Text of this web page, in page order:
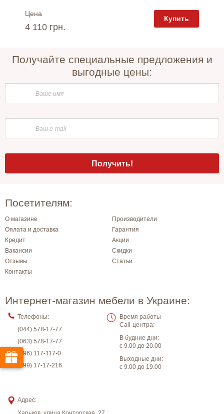
Цена
4 110 грн.
Купить
Получайте специальные предложения и
выгодные цены:
Посетителям:
О магазине
Производители
Оплата и доставка
Гарантия
Кредит
Акции
Вакансии
Скидки
Отзывы
Статьи
Контакты
Интернет-магазин мебели в Украине:
Телефоны:
(044) 578-17-77
(063) 578-17-77
(096) 117-117-0
(099) 17-17-216
Время работы
Call-центра:
В будние дни:
с 9.00 до 20.00
Выходные дни:
с 9.00 до 19.00
Адрес: